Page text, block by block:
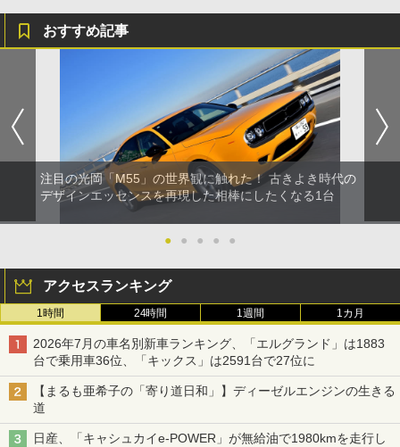
おすすめ記事
注目の光岡「M55」の世界観に触れた！ 古きよき時代の
デザインエッセンスを再現した相棒にしたくなる1台
● ● ● ● ●
アクセスランキング
1時間 24時間 1週間 1カ月
2026年7月の車名別新車ランキング、「エルグランド」は1883
台で乗用車36位、「キックス」は2591台で27位に
【まるも亜希子の「寄り道日和」】ディーゼルエンジンの生きる
道
日産、「キャシュカイe-POWER」が無給油で1980kmを走行し